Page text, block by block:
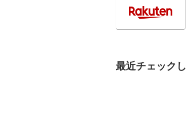
最近チェック